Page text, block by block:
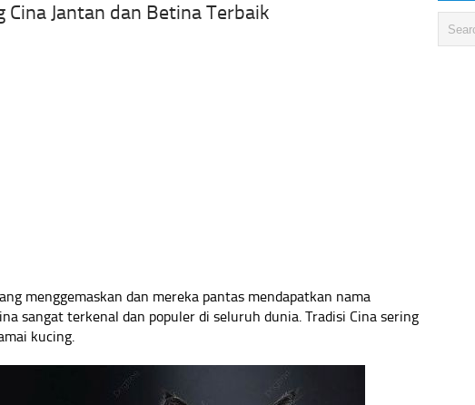
Cina Jantan dan Betina Terbaik
menggemaskan dan mereka pantas mendapatkan nama
sangat terkenal dan populer di seluruh dunia. Tradisi Cina sering
kucing.